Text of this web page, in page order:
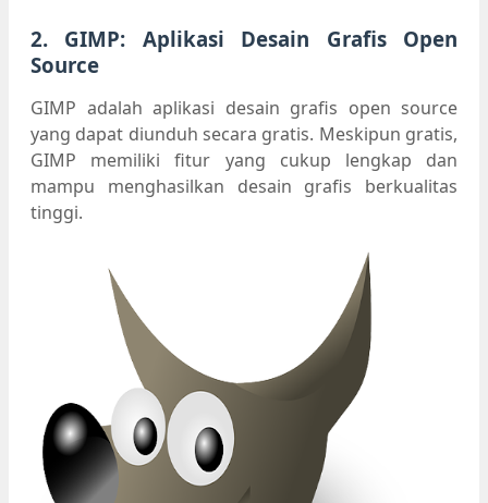
2. GIMP: Aplikasi Desain Grafis Open
Source
GIMP adalah aplikasi desain grafis open source
yang dapat diunduh secara gratis. Meskipun gratis,
GIMP memiliki fitur yang cukup lengkap dan
mampu menghasilkan desain grafis berkualitas
tinggi.